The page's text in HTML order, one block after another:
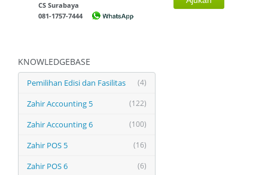
CS Surabaya
081-1757-7444
KNOWLEDGEBASE
(4)
Pemilihan Edisi dan Fasilitas
(122)
Zahir Accounting 5
(100)
Zahir Accounting 6
(16)
Zahir POS 5
(6)
Zahir POS 6